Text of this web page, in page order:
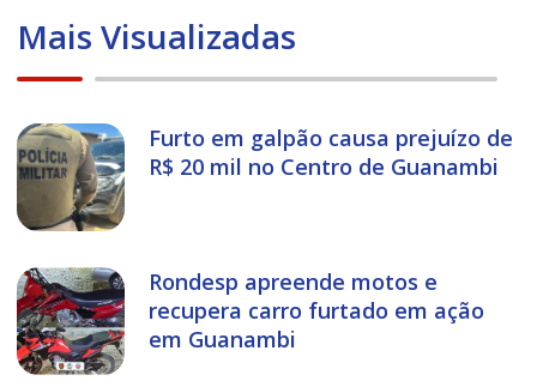
Mais Visualizadas
Furto em galpão causa prejuízo de
R$ 20 mil no Centro de Guanambi
Rondesp apreende motos e
recupera carro furtado em ação
em Guanambi